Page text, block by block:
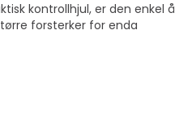
kontrollhjul, er den enkel å
forsterker for enda